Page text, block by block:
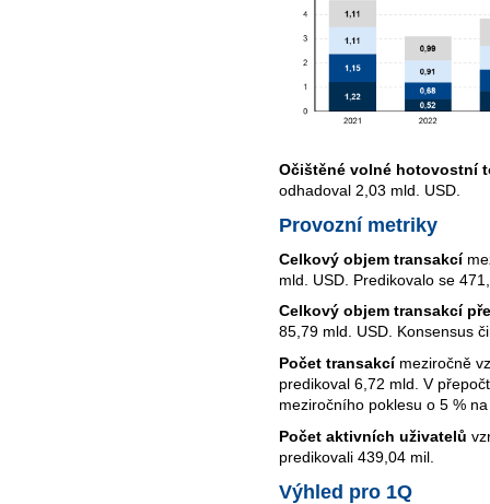
Očištěné volné hotovostní
odhadoval 2,03 mld. USD.
Provozní metriky
Celkový objem transakcí
mld. USD. Predikovalo se
Celkový objem transakcí
85,79 mld. USD. Konsensus
Počet transakcímeziročně
predikoval 6,72 mld. V
meziročního poklesu o 5 %
Počet aktivních uživatelů
predikovali 439,04 mil.
Výhled pro 1Q